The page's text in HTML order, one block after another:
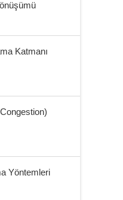
Katmanı
Yöntemleri